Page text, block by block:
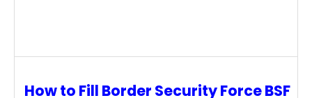
How to Fill Border Security Force BSF